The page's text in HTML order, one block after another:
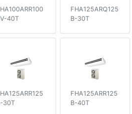
40T
FHA125ARQ125
B-30T
30T
FHA125ARR125
B-40T